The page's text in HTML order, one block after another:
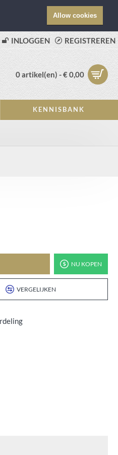
INLOGGEN REGISTREREN
0 artikel(en) - € 0,00
KENNISBANK
NU KOPEN
VERGELIJKEN
Allow cookies